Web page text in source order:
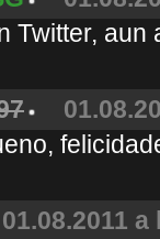
Twitter,
01.08.2011 a